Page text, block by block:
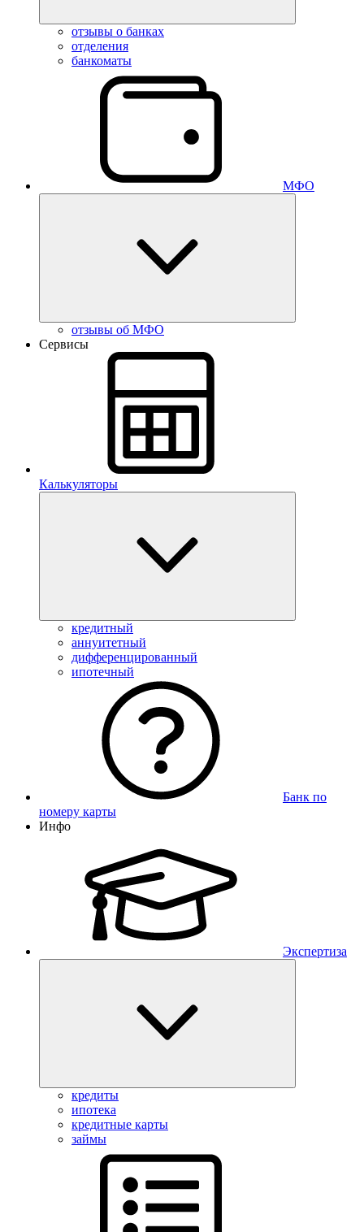
отзывы о банках
отделения
банкоматы
МФО
отзывы об МФО
Сервисы
Калькуляторы
кредитный
аннуитетный
дифференцированный
ипотечный
Банк по
номеру карты
Инфо
Экспертиза
кредиты
ипотека
кредитные карты
займы